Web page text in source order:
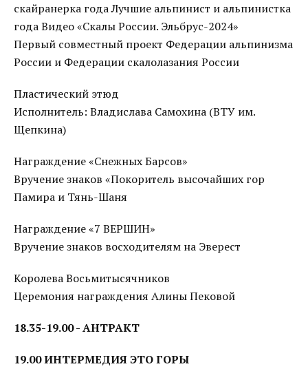
скайранерка года Лучшие альпинист и альпинистка
года Видео «Скалы России. Эльбрус-2024»
Первый совместный проект Федерации альпинизма
России и Федерации скалолазания России
Пластический этюд
Исполнитель: Владислава Самохина (ВТУ им.
Щепкина)
Награждение «Снежных Барсов»
Вручение знаков «Покоритель высочайших гор
Памира и Тянь-Шаня
Награждение «7 ВЕРШИН»
Вручение знаков восходителям на Эверест
Королева Восьмитысячников
Церемония награждения Алины Пековой
18.35-19.00 - АНТРАКТ
19.00 ИНТЕРМЕДИЯ ЭТО ГОРЫ